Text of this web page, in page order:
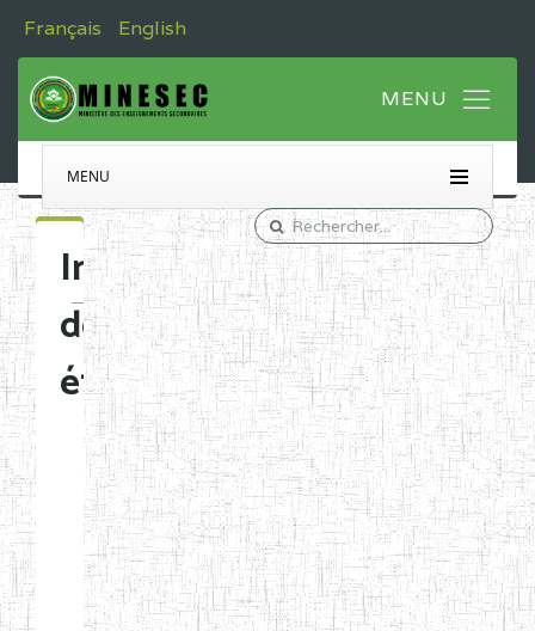
Français English
MENU
Immatriculation
des
établissements
Etablissements
d'enseignement
normal